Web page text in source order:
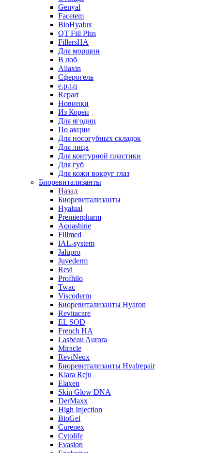
Genyal
Facetem
BioHyalux
QT Fill Plus
FillersHA
Для морщин
В лоб
Aliaxin
Сферогель
e.p.t.q
Repart
Новинки
Из Кореи
Для ягодиц
По акции
Для носогубных складок
Для лица
Для контурной пластики
Для губ
Для кожи вокруг глаз
Биоревитализанты
Назад
Биоревитализанты
Hyalual
Premierpharm
Aquashine
Fillmed
IAL-system
Jalupro
Juvederm
Revi
Profhilo
Twac
Viscoderm
Биоревитализанты Hyaron
Revitacare
EL SOD
French HA
Lasbeau Aurora
Miracle
ReviNeux
Биоревитализанты Hyalrepair
Kiara Reju
Elaxen
Skin Glow DNA
DerMaxx
High Injection
BioGel
Curenex
Cytolife
Evasion